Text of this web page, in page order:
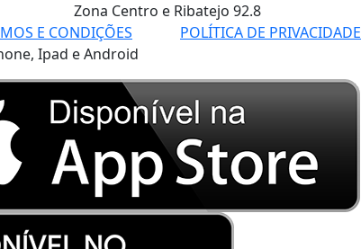
Zona Centro e Ribatejo 92.8
E CONDIÇÕES POLÍTICA DE PRIVACIDADE
Ipad e Android